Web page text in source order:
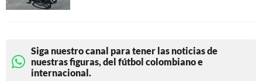
Siga nuestro canal para tener las noticias de
nuestras figuras, del fútbol colombiano e
internacional.